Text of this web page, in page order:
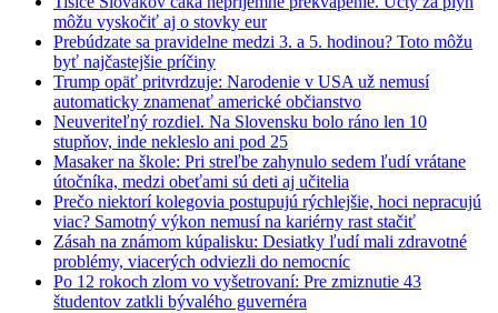
môžu vyskočiť aj o stovky eur
Prebúdzate sa pravidelne medzi 3. a 5. hodinou? Toto môžu
byť najčastejšie príčiny
Trump opäť pritvrdzuje: Narodenie v USA už nemusí
automaticky znamenať americké občianstvo
Neuveriteľný rozdiel. Na Slovensku bolo ráno len 10
stupňov, inde nekleslo ani pod 25
Masaker na škole: Pri streľbe zahynulo sedem ľudí vrátane
útočníka, medzi obeťami sú deti aj učitelia
Prečo niektorí kolegovia postupujú rýchlejšie, hoci nepracujú
viac? Samotný výkon nemusí na kariérny rast stačiť
Zásah na známom kúpalisku: Desiatky ľudí mali zdravotné
problémy, viacerých odviezli do nemocníc
Po 12 rokoch zlom vo vyšetrovaní: Pre zmiznutie 43
študentov zatkli bývalého guvernéra